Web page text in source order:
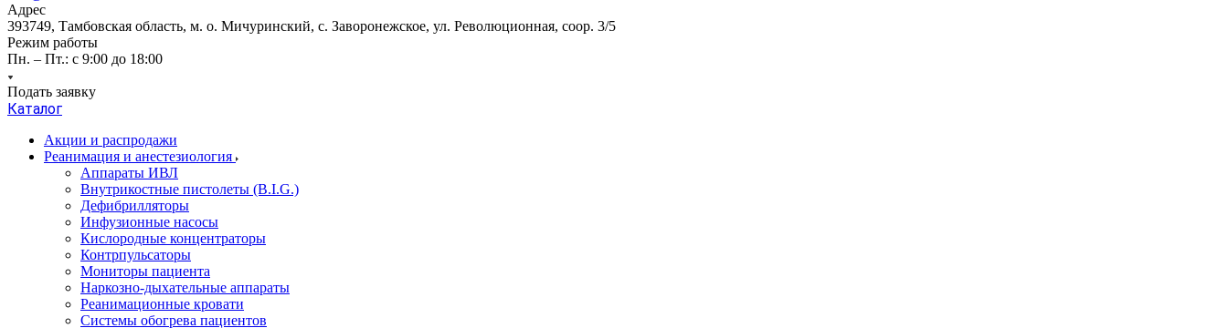
Адрес
393749, Тамбовская область, м. о. Мичуринский, с. Заворонежское, ул. Революционная, соор. 3/5
Режим работы
Пн. – Пт.: с 9:00 до 18:00
Подать заявку
Каталог
Акции и распродажи
Реанимация и анестезиология
Аппараты ИВЛ
Внутрикостные пистолеты (B.I.G.)
Дефибрилляторы
Инфузионные насосы
Кислородные концентраторы
Контрпульсаторы
Мониторы пациента
Наркозно-дыхательные аппараты
Реанимационные кровати
Системы обогрева пациентов